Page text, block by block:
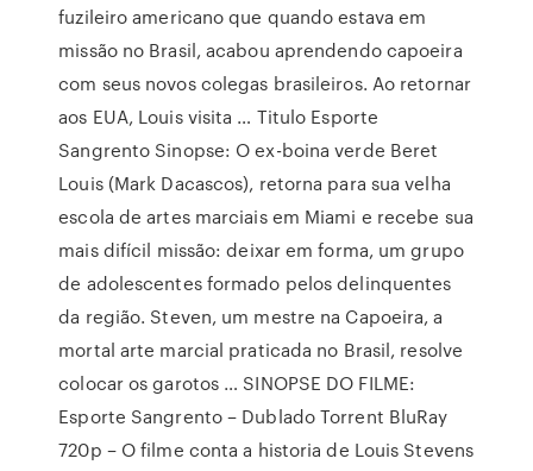
fuzileiro americano que quando estava em
missão no Brasil, acabou aprendendo capoeira
com seus novos colegas brasileiros. Ao retornar
aos EUA, Louis visita … Titulo Esporte
Sangrento Sinopse: O ex-boina verde Beret
Louis (Mark Dacascos), retorna para sua velha
escola de artes marciais em Miami e recebe sua
mais difícil missão: deixar em forma, um grupo
de adolescentes formado pelos delinquentes
da região. Steven, um mestre na Capoeira, a
mortal arte marcial praticada no Brasil, resolve
colocar os garotos … SINOPSE DO FILME:
Esporte Sangrento – Dublado Torrent BluRay
720p – O filme conta a historia de Louis Stevens